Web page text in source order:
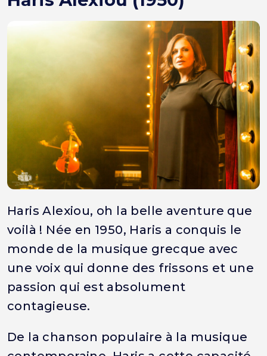
Haris Alexiou, oh la belle aventure que
voilà ! Née en 1950, Haris a conquis le
monde de la musique grecque avec
une voix qui donne des frissons et une
passion qui est absolument
contagieuse.
De la chanson populaire à la musique